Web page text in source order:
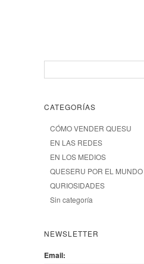
CATEGORÍAS
CÓMO VENDER QUESU
EN LAS REDES
EN LOS MEDIOS
QUESERU POR EL MUNDO
QURIOSIDADES
Sin categoría
NEWSLETTER
Email: